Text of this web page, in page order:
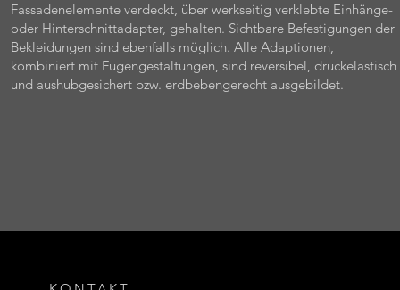
Fassadenelemente verdeckt, über werkseitig verklebte Einhänge-
oder Hinterschnittadapter, gehalten. Sichtbare Befestigungen der
Bekleidungen sind ebenfalls möglich. Alle Adaptionen,
kombiniert mit Fugengestaltungen, sind reversibel, druckelastisch
und aushubgesichert bzw. erdbebengerecht ausgebildet.